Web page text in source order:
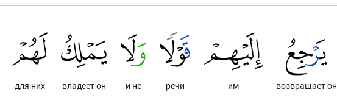
возвращает он
им
речи
и не
владеет он
для них